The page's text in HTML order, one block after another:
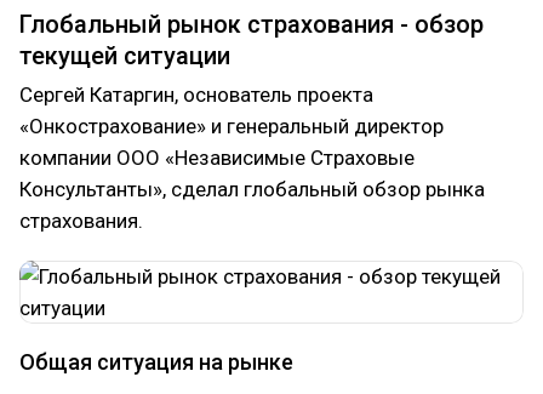
Глобальный рынок страхования - обзор
текущей ситуации
Сергей Катаргин, основатель проекта
«Онкострахование» и генеральный директор
компании ООО «Независимые Страховые
Консультанты», сделал глобальный обзор рынка
страхования.
Общая ситуация на рынке